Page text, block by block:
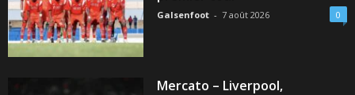
Galsenfoot - 7 août 2026 0
Mercato – Liverpool,